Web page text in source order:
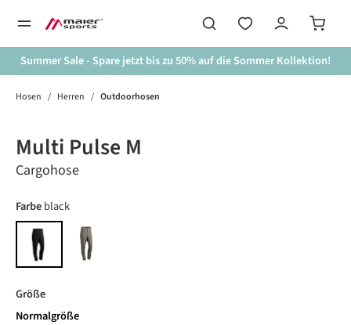
springen
Summer Sale - Spare jetzt bis zu 50% auf die Sommer Kollektion!
Hosen / Herren / Outdoorhosen
Multi Pulse M
Cargohose
Farbeauswählen
black
black teak
Größeauswählen
Normalgröße